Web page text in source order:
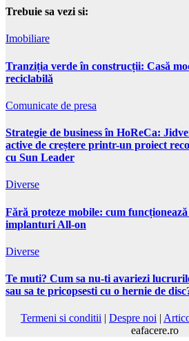
Trebuie sa vezi si:
Imobiliare
Tranziția verde în construcții: Casă
reciclabilă
Comunicate de presa
Strategie de business în HoReCa:
active de creștere printr-un proiect
cu Sun Leader
Diverse
Fără proteze mobile: cum
implanturi All-on
Diverse
Te muti? Cum sa nu-ti avariezi
sau sa te pricopsesti cu o hernie de
Termeni si conditii Despre noi
eafacere.ro